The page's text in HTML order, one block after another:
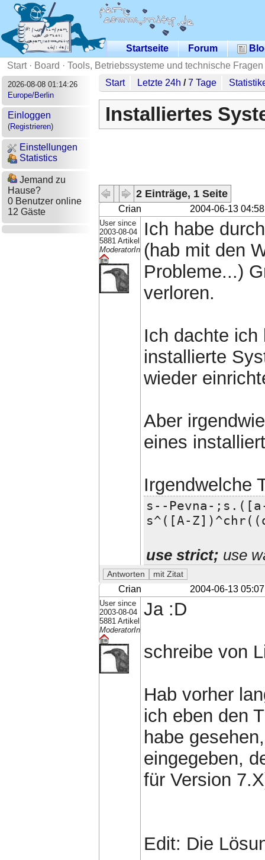
Startseite Forum
Start· Board · Tools, Betriebssysteme und technische Fragen
2026-08-08 01:14:26
Europe/Berlin
Einloggen
(Registrieren)
Einstellungen
Statistics
Jemand zu
Hause?
0 Benutzer online
12 Gäste
Start Letzte 24h /7 Tage
Installiertes
2 Einträge, 1 Seite
Crian 2004-06-13 04:58
User since
2003-08-04
5881 Artikel
ModeratorIn
Ich habe
(hab mit den
Probleme...)
verloren.
Ich dachte ich
installierte
wieder
Aber
eines
Irgendwelche
s--Pevna-
s^([A-
use strict; use
Crian 2004-06-13 05:07
User since
2003-08-04
5881 Artikel
ModeratorIn
Ja :D
schreibe von
Hab vorher
ich eben den
habe
eingegeben,
für Version
Edit: Die